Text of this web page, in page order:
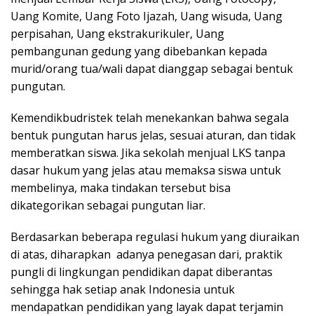
Uang Komite, Uang Foto Ijazah, Uang wisuda, Uang
perpisahan, Uang ekstrakurikuler, Uang
pembangunan gedung yang dibebankan kepada
murid/orang tua/wali dapat dianggap sebagai bentuk
pungutan.
Kemendikbudristek telah menekankan bahwa segala
bentuk pungutan harus jelas, sesuai aturan, dan tidak
memberatkan siswa. Jika sekolah menjual LKS tanpa
dasar hukum yang jelas atau memaksa siswa untuk
membelinya, maka tindakan tersebut bisa
dikategorikan sebagai pungutan liar.
Berdasarkan beberapa regulasi hukum yang diuraikan
di atas, diharapkan adanya penegasan dari, praktik
pungli di lingkungan pendidikan dapat diberantas
sehingga hak setiap anak Indonesia untuk
mendapatkan pendidikan yang layak dapat terjamin